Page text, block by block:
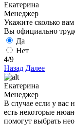
Екатерина
Менеджер
Укажите сколько
Вы официально
Да
Нет
4/9
Назад Далее
Екатерина
Менеджер
В случае если у вас
есть некоторые
помогут выбрать